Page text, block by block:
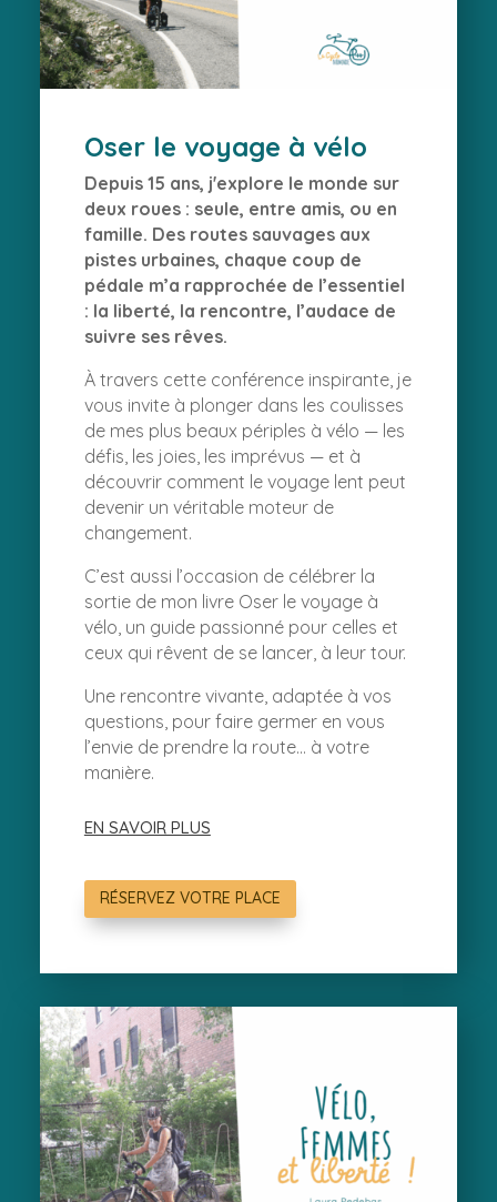
Oser le voyage à vélo
Depuis 15 ans, j'explore le monde sur
deux roues : seule, entre amis, ou en
famille. Des routes sauvages aux
pistes urbaines, chaque coup de
pédale m’a rapprochée de l’essentiel
: la liberté, la rencontre, l’audace de
suivre ses rêves.
À travers cette conférence inspirante, je
vous invite à plonger dans les coulisses
de mes plus beaux périples à vélo — les
défis, les joies, les imprévus — et à
découvrir comment le voyage lent peut
devenir un véritable moteur de
changement.
C’est aussi l’occasion de célébrer la
sortie de mon livre Oser le voyage à
vélo, un guide passionné pour celles et
ceux qui rêvent de se lancer, à leur tour.
Une rencontre vivante, adaptée à vos
questions, pour faire germer en vous
l’envie de prendre la route… à votre
manière.
EN SAVOIR PLUS
RÉSERVEZ VOTRE PLACE